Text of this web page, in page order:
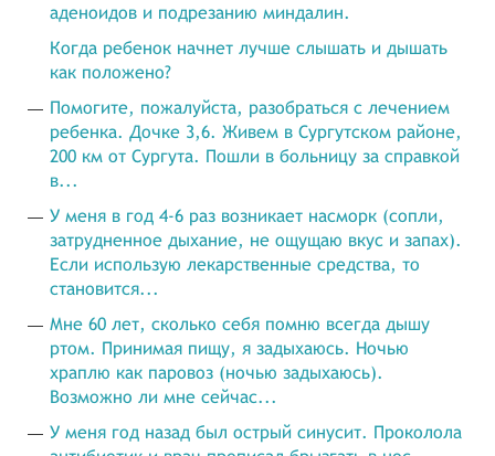
аденоидов и подрезанию миндалин.
Когда ребенок начнет лучше слышать и дышать
как положено?
Помогите, пожалуйста, разобраться с лечением
ребенка. Дочке 3,6. Живем в Сургутском районе,
200 км от Сургута. Пошли в больницу за справкой
в...
У меня в год 4-6 раз возникает насморк (сопли,
затрудненное дыхание, не ощущаю вкус и запах).
Если использую лекарственные средства, то
становится...
Мне 60 лет, сколько себя помню всегда дышу
ртом. Принимая пищу, я задыхаюсь. Ночью
храплю как паровоз (ночью задыхаюсь).
Возможно ли мне сейчас...
У меня год назад был острый синусит. Проколола